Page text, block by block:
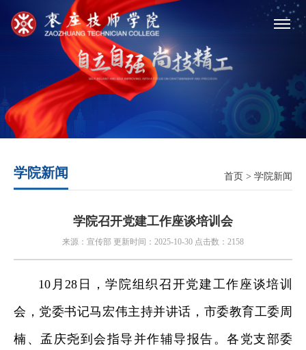
学院新闻 首页 > 学院新闻
学院召开党建工作座谈培训会
来源：宣传部 更新时间：2025-10-30 点击数：2158
10月28日，学院组织召开党建工作座谈培训
会，党委书记马宏伟主持并讲话，市委教育工委周
楠、孟庆尧到会指导并作辅导报告。各党支部委